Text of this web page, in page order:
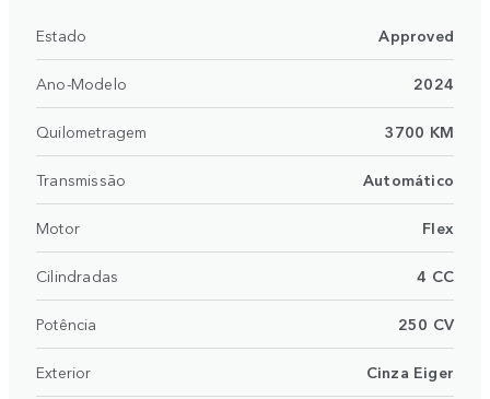
Estado Approved
Ano-Modelo 2024
Quilometragem 3700 KM
Transmissão Automático
Motor Flex
Cilindradas 4 CC
Potência 250 CV
Exterior Cinza Eiger